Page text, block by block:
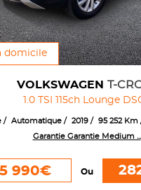
domicile
VOLKSWAGEN T-
1.0 TSI 115ch Lounge
Automatique 2019 95 252 Km
Garantie Garantie Medium ...
990€ Ou